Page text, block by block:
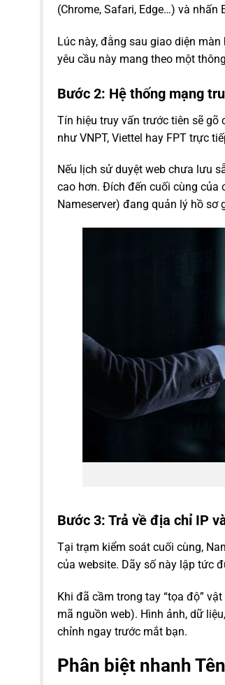
(Chrome, Safari, Edge…) và nhấn
Lúc này, đằng sau giao diện
yêu cầu này mang theo một
Bước 2: Hệ thống mạng
Tín hiệu truy vấn trước tiên sẽ gõ
như VNPT, Viettel hay FPT trực
Nếu lịch sử duyệt web chưa lưu
cao hơn. Đích đến cuối cùng của
Nameserver) đang quản lý hồ sơ
Bước 3: Trả về địa chỉ IP
Tại trạm kiểm soát cuối cùng,
của website. Dãy số này lập tức
Khi đã cầm trong tay “tọa độ”
mã nguồn web). Hình ảnh, dữ
chỉnh ngay trước mắt bạn.
Phân biệt nhanh